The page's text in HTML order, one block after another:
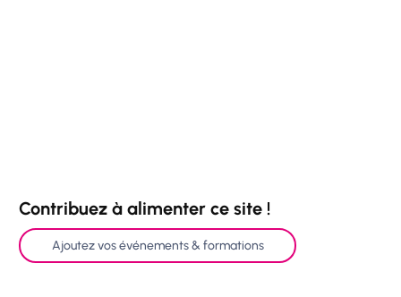
Contribuez à alimenter ce site !
Ajoutez vos événements & formations